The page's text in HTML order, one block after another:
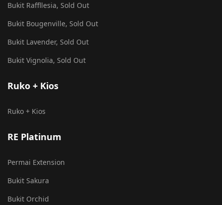
Bukit Raffllesia, Sold Out
Bukit Bougenville, Sold Out
Bukit Lavender, Sold Out
Bukit Vignolia, Sold Out
Ruko + Kios
Ruko + Kios
RE Platinum
Permai Extension
Bukit Sakura
Bukit Orchid